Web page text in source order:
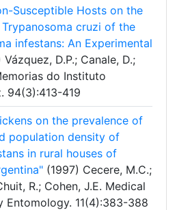
Susceptible Hosts on the
cruzi of the
infestans: An Experimental
Vázquez, D.P.; Canale, D.;
do Instituto
94(3):413-419
on the prevalence of
population density of
in rural houses of
(1997) Cecere, M.C.;
R.; Cohen, J.E. Medical
Entomology. 11(4):383-388